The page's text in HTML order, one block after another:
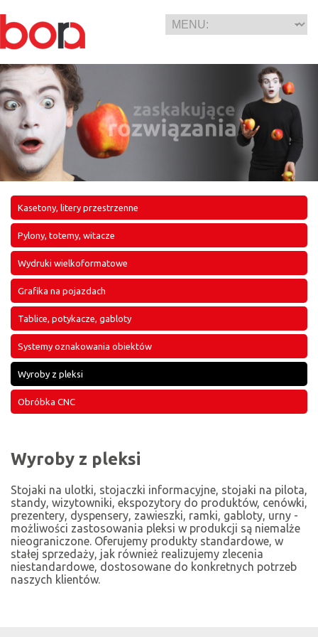
Kasetony, litery przestrzenne
Pylony, totemy, witacze
Wydruki wielkoformatowe
Grafika na pojazdach
Tablice, potykacze, gabloty
Systemy oznakowania obiektów
Wyroby z pleksi
Obróbka CNC
Wyroby z pleksi
Stojaki na ulotki, stojaczki informacyjne, stojaki na pilota,
standy, wizytowniki, ekspozytory do produktów, cenówki,
prezentery, dyspensery, zawieszki, ramki, gabloty, urny -
możliwości zastosowania pleksi w produkcji są niemalże
nieograniczone. Oferujemy produkty standardowe, w
stałej sprzedaży, jak również realizujemy zlecenia
niestandardowe, dostosowane do konkretnych potrzeb
naszych klientów.